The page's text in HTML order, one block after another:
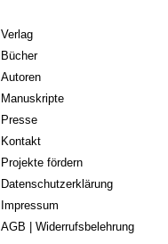
Verlag
Bücher
Autoren
Manuskripte
Presse
Kontakt
Projekte fördern
Datenschutzerklärung
Impressum
AGB | Widerrufsbelehrung